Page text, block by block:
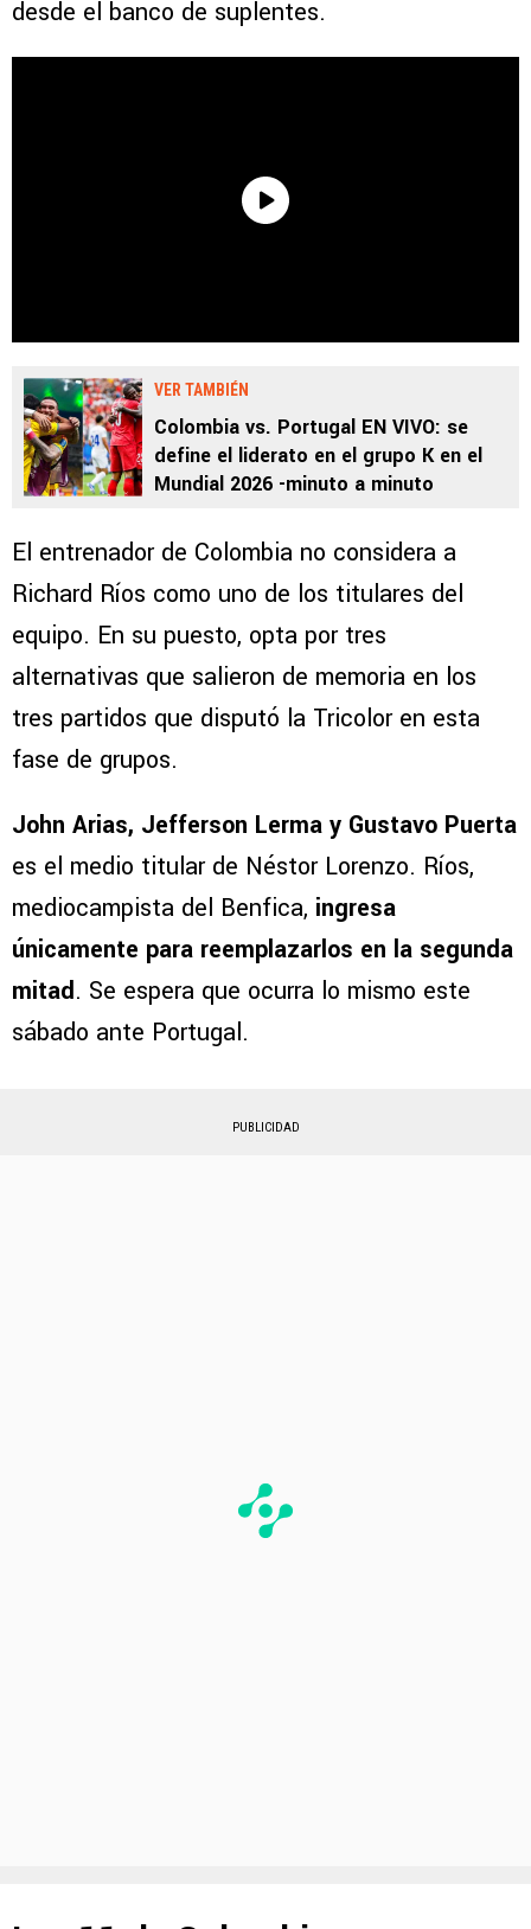
desde el banco de suplentes.
VER TAMBIÉN
Colombia vs. Portugal EN VIVO: se
define el liderato en el grupo K en el
Mundial 2026 -minuto a minuto
El entrenador de Colombia no considera a
Richard Ríos como uno de los titulares del
equipo. En su puesto, opta por tres
alternativas que salieron de memoria en los
tres partidos que disputó la Tricolor en esta
fase de grupos.
John Arias, Jefferson Lerma y Gustavo Puerta
es el medio titular de Néstor Lorenzo. Ríos,
mediocampista del Benfica, ingresa
únicamente para reemplazarlos en la segunda
mitad. Se espera que ocurra lo mismo este
sábado ante Portugal.
PUBLICIDAD